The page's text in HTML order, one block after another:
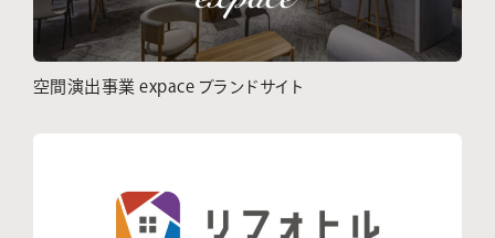
空間演出事業 expace ブランドサイト